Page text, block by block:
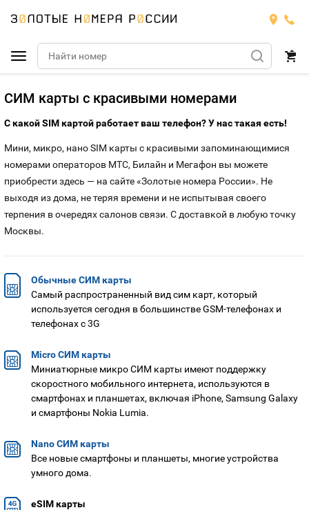
Подобрать номер
МТС
МТС
Тарифы
БИЛАЙН
Тарифы
Мегафон
МЕГАФОН
Номера
Теле2
Тарифы
Номера
ЙОТА
Продать номер
Оплата и доставка
Контакты
Устройства
СИМ карты с красивыми номерами
С какой SIM картой работает ваш телефон? У нас такая есть!
Мини, микро, нано SIM карты с красивыми запоминающимися
номерами операторов МТС, Билайн и Мегафон вы можете
приобрести здесь — на сайте «Золотые номера России». Не
выходя из дома, не теряя времени и не испытывая своего
терпения в очередях салонов связи. С доставкой в любую точку
Москвы.
Обычные СИМ карты
Самый распространенный вид сим карт, который
используется сегодня в большинстве GSM-телефонах и
телефонах с 3G
Micro СИМ карты
Миниатюрные микро СИМ карты имеют поддержку
скоростного мобильного интернета, используются в
смартфонах и планшетах, включая iPhone, Samsung Galaxy
и смартфоны Nokia Lumia.
Nano СИМ карты
Все новые смартфоны и планшеты, многие устройства
умного дома.
eSIM карты